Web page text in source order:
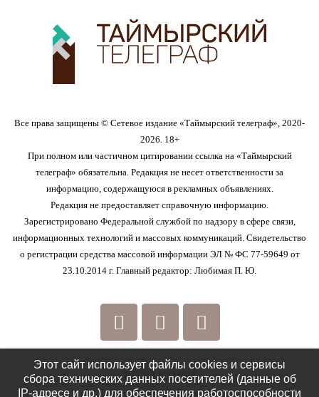
Все права защищены © Сетевое издание «Таймырский телеграф», 2020-
2026. 18+
При полном или частичном цитировании ссылка на «Таймырский
телеграф» обязательна. Редакция не несет ответственности за
информацию, содержащуюся в рекламных объявлениях.
Редакция не предоставляет справочную информацию.
Зарегистрировано Федеральной службой по надзору в сфере связи,
информационных технологий и массовых коммуникаций. Свидетельство
о регистрации средства массовой информации ЭЛ № ФС 77-59649 от
23.10.2014 г. Главный редактор: Любимая П. Ю.
РЕДАКЦИЯ
Этот сайт использует файлы cookies и сервисы
сбора технических данных посетителей (данные об
IP-адресе и др.) для обеспечения работоспособности